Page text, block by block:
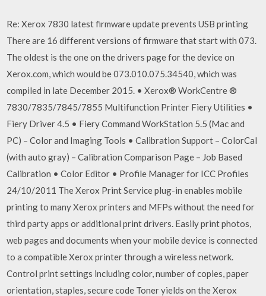
Re: Xerox 7830 latest firmware update prevents USB printing
There are 16 different versions of firmware that start with 073.
The oldest is the one on the drivers page for the device on
Xerox.com, which would be 073.010.075.34540, which was
compiled in late December 2015. • Xerox® WorkCentre ®
7830/7835/7845/7855 Multifunction Printer Fiery Utilities •
Fiery Driver 4.5 • Fiery Command WorkStation 5.5 (Mac and
PC) – Color and Imaging Tools • Calibration Support – ColorCal
(with auto gray) – Calibration Comparison Page – Job Based
Calibration • Color Editor • Profile Manager for ICC Profiles
24/10/2011 The Xerox Print Service plug-in enables mobile
printing to many Xerox printers and MFPs without the need for
third party apps or additional print drivers. Easily print photos,
web pages and documents when your mobile device is connected
to a compatible Xerox printer through a wireless network.
Control print settings including color, number of copies, paper
orientation, staples, secure code Toner yields on the Xerox